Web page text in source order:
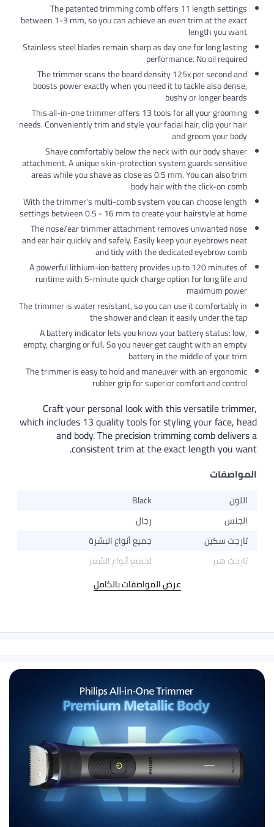
The patented trimming comb offers
between 1-3 mm, so you can achieve an
Stainless steel blades remain sharp as day
The trimmer scans the beard density
boosts power exactly when you need it to
This all-in-one trimmer offers 13 tools for
needs. Conveniently trim and style your facial
Shave comfortably below the neck
attachment. A unique skin-protection
areas while you shave as close as 0.5
body hair with
With the trimmer's multi-comb system you
settings between 0.5 - 16 mm to create your
The nose/ear trimmer attachment
and ear hair quickly and safely. Easily keep
and tidy with the
A powerful lithium-ion battery provides up
runtime with 5-minute quick charge
The trimmer is water resistant, so you can
the shower and clean it
A battery indicator lets you know your
empty, charging or full. So you never get
battery in the
The trimmer is easy to hold and maneuver
rubber grip for superior
Craft your personal look with this
which includes 13 quality tools for
and body. The precision
consistent trim at the
Black
رجال
جميع أنواع البشرة
لجميع أنواع الشعر
عرض المواصفات بالكامل